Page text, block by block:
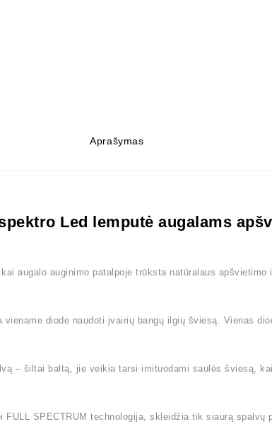
Aprašymas
Led lemputė augalams
augalo auginimo patalpoje trūksta natūralaus apšvietimo
viename diode naudoti įvairių bangų ilgių šviesą. Vienas
– šiltai baltą, jie veikia tarsi imituodami saulės šviesą,
FULL SPECTRUM technologija, skleidžia tik siaurą spalvų